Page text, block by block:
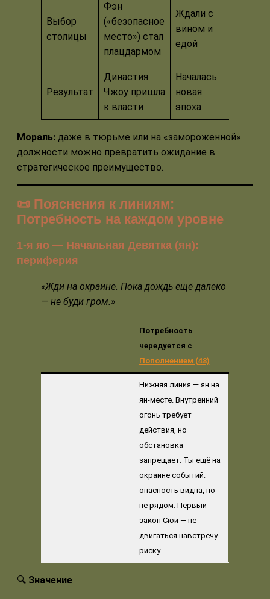
Выбор
столицы
Фэн
(«безопасное
место») стал
плацдармом
Ждали с
вином и
едой
Результат
Династия
Чжоу пришла
к власти
Началась
новая
эпоха
Мораль: даже в тюрьме или на «замороженной»
должности можно превратить ожидание в
стратегическое преимущество.
📜 Пояснения к линиям:
Потребность на каждом уровне
1-я яо — Начальная Девятка (ян):
периферия
«Жди на окраине. Пока дождь ещё далеко
— не буди гром.»
Потребность
чередуется с
Пополнением (48)
Нижняя линия — ян на
ян-месте. Внутренний
огонь требует
действия, но
обстановка
запрещает. Ты ещё на
окраине событий:
опасность видна, но
не рядом. Первый
закон Сюй — не
двигаться навстречу
риску.
🔍 Значение